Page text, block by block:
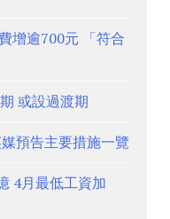
增逾700元 「符合
或設過渡期
預告主要措施一覽
4月最低工資加